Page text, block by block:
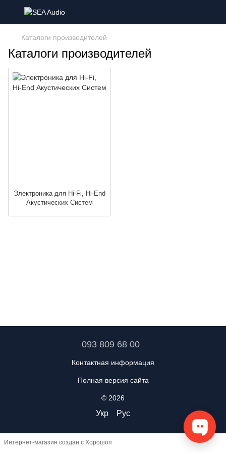
Каталоги производителей
Каталоги производителей
Электроника для Hi-Fi, Hi-End
Акустических Систем
093 809 68 00
Контактная информация
Полная версия сайта
© 2026
Укр Рус
Интернет-магазин создан с Хорошоп